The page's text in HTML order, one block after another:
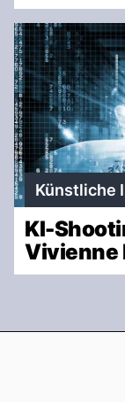
Künstliche
KI-
Vivienne